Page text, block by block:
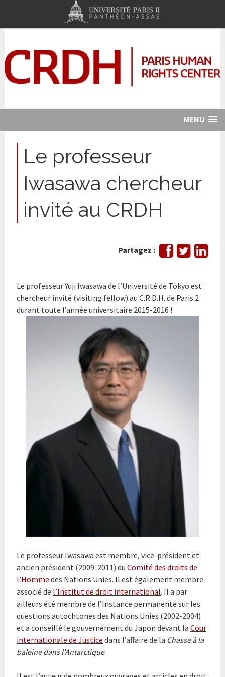
MENU
Le professeur
Iwasawa chercheur
invité au CRDH
Partagez :
Partager
sur
Tweeter
Le professeur Yuji Iwasawa de l’Université de Tokyo est
chercheur invité (visiting fellow) au C.R.D.H. de Paris 2
durant toute l’année universitaire 2015-2016 !
Le professeur Iwasawa est membre, vice-président et
ancien président (2009-2011) du Comité des droits de
l’Homme des Nations Unies. Il est également membre
associé de l’Institut de droit international. Il a par
ailleurs été membre de l’Instance permanente sur les
questions autochtones des Nations Unies (2002-2004)
et a conseillé le gouvernement du Japon devant la Cour
internationale de Justice dans l’affaire de la Chasse à la
baleine dans l’Antarctique.